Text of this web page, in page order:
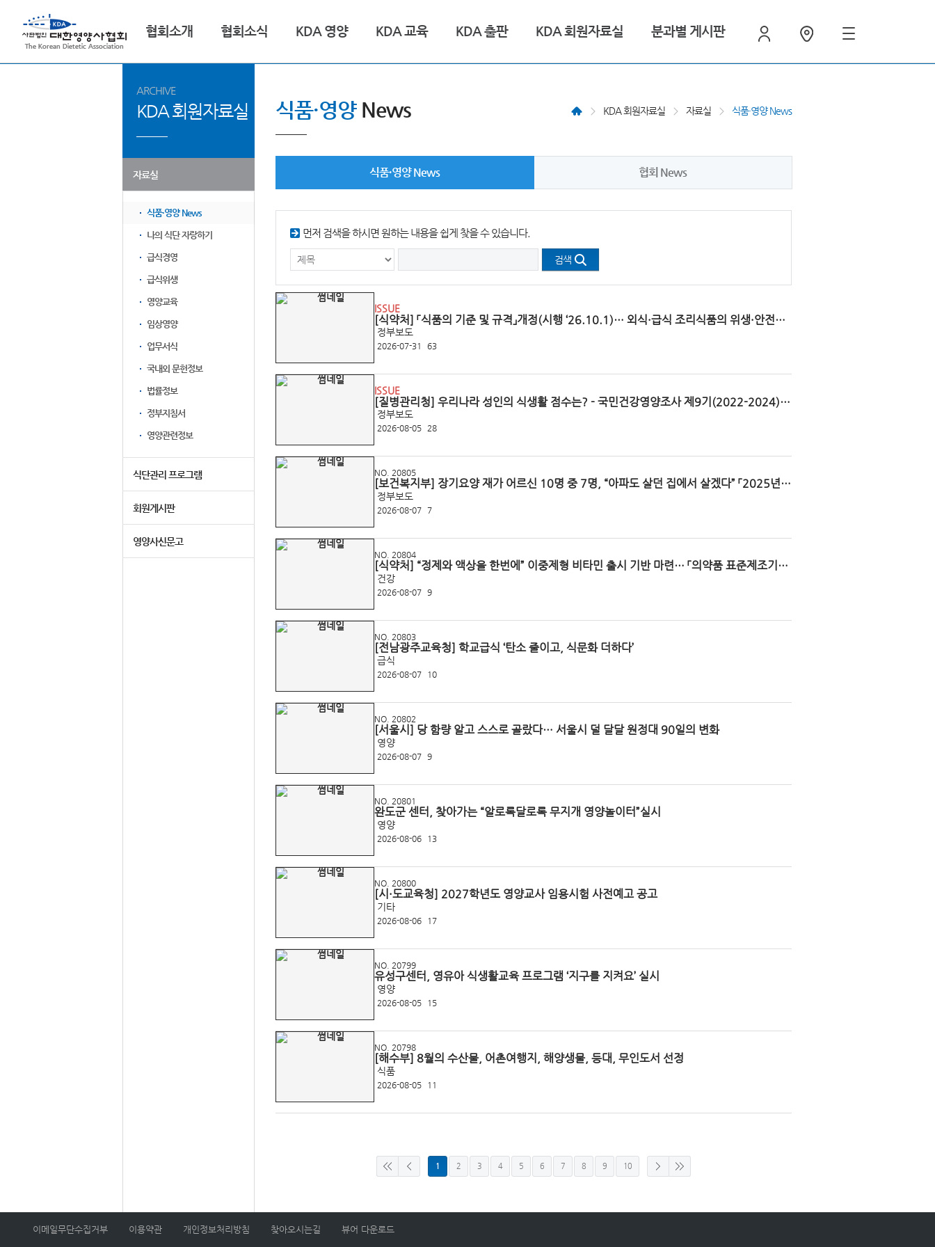
협회소개 협회소식 KDA 영양 KDA 교육 KDA 출판 KDA 회원자료실 분과별 게시판
ARCHIVE
KDA 회원자료실
자료실
식품·영양 News
나의 식단 자랑하기
급식경영
급식위생
영양교육
임상영양
업무서식
국내외 문헌정보
법률정보
정부지침서
영양관련정보
식단관리 프로그램
회원게시판
영양사신문고
식품·영양News KDA 회원자료실 자료실 식품·영양 News
식품·영양 News 협회 News
먼저 검색을 하시면 원하는 내용을 쉽게 찾을 수 있습니다.
검색
ISSUE
[식약처] 「식품의 기준 및 규격」개정(시행 ‘26.10.1)… 외식·급식 조리식품의 위생·안전관
리 기준 강화
정부보도
2026-07-31 63
ISSUE
[질병관리청] 우리나라 성인의 식생활 점수는? - 국민건강영양조사 제9기(2022-2024)
식생활평가지수 결과 공개 -
정부보도
2026-08-05 28
NO. 20805
[보건복지부] 장기요양 재가 어르신 10명 중 7명, “아파도 살던 집에서 살겠다” 「2025년
장기요양실태조사」 결과 발표
정부보도
2026-08-07 7
NO. 20804
[식약처] “정제와 액상을 한번에” 이중제형 비타민 출시 기반 마련… 「의약품 표준제조기
준」 8월 6일 개정
건강
2026-08-07 9
NO. 20803
[전남광주교육청] 학교급식 ‘탄소 줄이고, 식문화 더하다’
급식
2026-08-07 10
NO. 20802
[서울시] 당 함량 알고 스스로 골랐다… 서울시 덜 달달 원정대 90일의 변화
영양
2026-08-07 9
NO. 20801
완도군 센터, 찾아가는 “알로록달로록 무지개 영양놀이터”실시
영양
2026-08-06 13
NO. 20800
[시·도교육청] 2027학년도 영양교사 임용시험 사전예고 공고
기타
2026-08-06 17
NO. 20799
유성구센터, 영유아 식생활교육 프로그램 ‘지구를 지켜요’ 실시
영양
2026-08-05 15
NO. 20798
[해수부] 8월의 수산물, 어촌여행지, 해양생물, 등대, 무인도서 선정
식품
2026-08-05 11
1 2 3 4 5 6 7 8 9 10
이메일무단수집거부 이용약관 개인정보처리방침 찾아오시는길 뷰어 다운로드